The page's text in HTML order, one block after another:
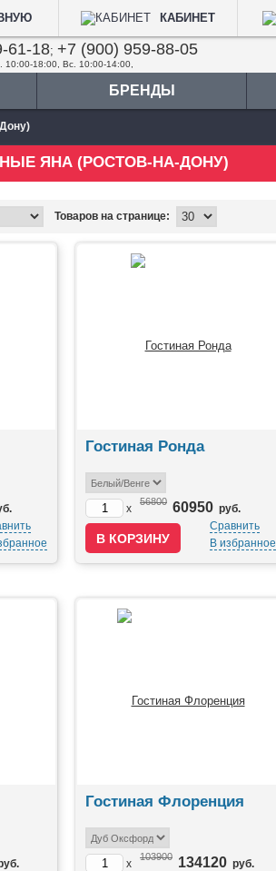
КАБИНЕТ
61-18; +7 (900) 959-88-05
10:00-18:00, Вс. 10:00-14:00,
БРЕНДЫ
ЯНА (РОСТОВ-НА-ДОНУ)
Товаров на странице:
Гостиная Ронда
x
56800 60950 руб.
Сравнить
В избранное
Гостиная Флоренция
x
103900 134120 руб.